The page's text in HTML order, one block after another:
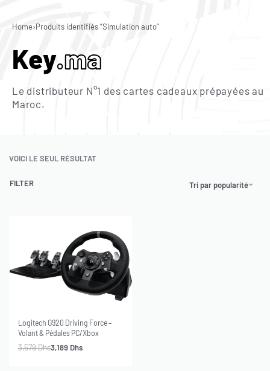
Home›Produits identifiés “Simulation auto”
Key.ma
Le distributeur N°1 des cartes cadeaux prépayées au
Maroc.
VOICI LE SEUL RÉSULTAT
Tri par popularité
FILTER
Logitech G920 Driving Force –
Volant & Pédales PC/Xbox
3,579Dhs3,189 Dhs